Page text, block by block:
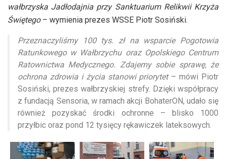
wałbrzyska Jadłodajnia przy Sanktuarium Relikwii Krzyża
Świętego– wymienia prezes WSSE Piotr Sosiński.
Przeznaczyliśmy 100 tys. zł na wsparcie Pogotowia
Ratunkowego w Wałbrzychu oraz Opolskiego Centrum
Ratownictwa Medycznego. Zdajemy sobie sprawę, że
ochrona zdrowia i życia stanowi priorytet– mówi Piotr
Sosiński, prezes wałbrzyskiej strefy. Dzięki współpracy
z fundacją Sensoria, w ramach akcji BohaterON, udało się
również pozyskać środki ochronne – blisko 1000
przyłbic oraz pond 12 tysięcy rękawiczek lateksowych.